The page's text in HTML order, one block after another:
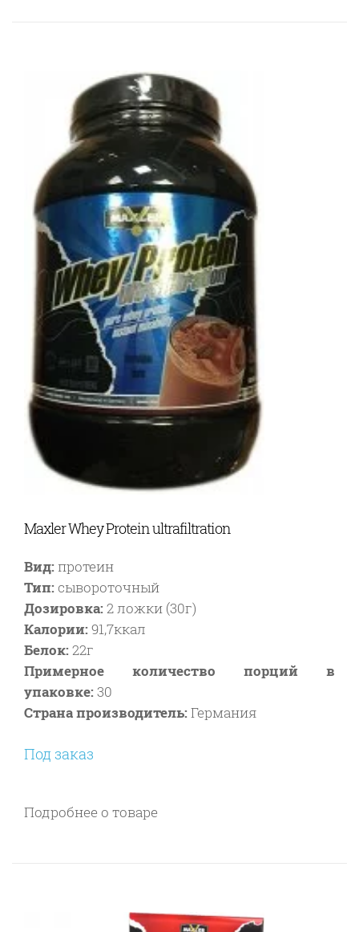
Maxler Whey Protein ultrafiltration
Вид: протеин
Тип:сывороточный
Дозировка:2 ложки (30г)
Калории:91,7ккал
Белок:22г
Примерное количество порций в
упаковке:30
Страна производитель:Германия
Под заказ
Подробнее о товаре